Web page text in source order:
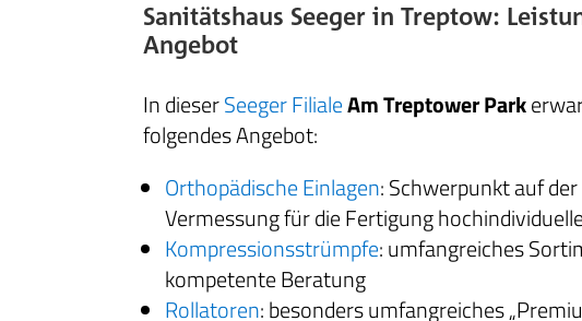
Sanitätshaus Seeger in Treptow:
Angebot
In dieserSeeger FilialeAm Treptower Park
folgendes Angebot:
Orthopädische Einlagen: Schwerpunkt auf
Vermessung für die Fertigung
Kompressionsstrümpfe: umfangreiches
kompetente Beratung
Rollatoren: besonders umfangreiches